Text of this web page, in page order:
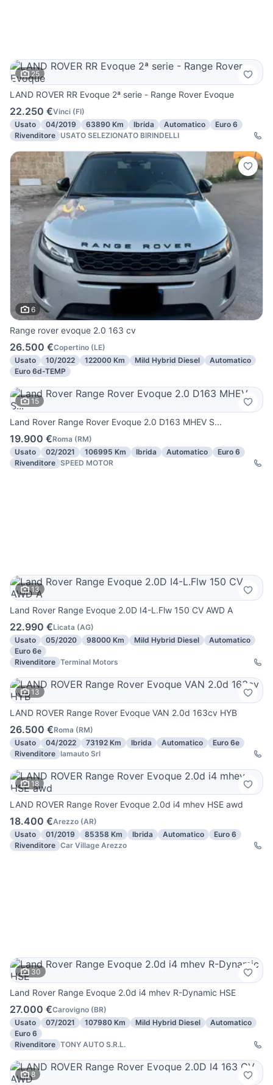
25
LAND ROVER RR Evoque 2ª serie - Range Rover Evoque
22.250 €Vinci (FI)
Usato
04/2019 63890 Km Ibrida Automatico
Euro 6
Rivenditore USATO SELEZIONATO BIRINDELLI
6
Range rover evoque 2.0 163 cv
26.500 €Copertino (LE)
Usato
10/2022 122000 Km Mild Hybrid Diesel
Automatico
Euro 6d-TEMP
15
Land Rover Range Rover Evoque 2.0 D163 MHEV S...
19.900 €Roma (RM)
Usato
02/2021 106995 Km Ibrida Automatico
Euro 6
Rivenditore SPEED MOTOR
13
Land Rover Range Evoque 2.0D I4-L.Flw 150 CV AWD A
22.990 €Licata (AG)
Usato
05/2020 98000 Km Mild Hybrid Diesel
Automatico
Euro 6e
Rivenditore Terminal Motors
13
LAND ROVER Range Rover Evoque VAN 2.0d 163cv HYB
26.500 €Roma (RM)
Usato
04/2022 73192 Km Ibrida Automatico
Euro 6e
Rivenditore Iamauto Srl
18
LAND ROVER Range Rover Evoque 2.0d i4 mhev HSE awd
18.400 €Arezzo (AR)
Usato
01/2019 85358 Km Ibrida Automatico
Euro 6
Rivenditore Car Village Arezzo
30
Land Rover Range Evoque 2.0d i4 mhev R-Dynamic HSE
27.000 €Carovigno (BR)
Usato
07/2021 107980 Km Mild Hybrid Diesel
Automatico
Euro 6
Rivenditore TONY AUTO S.R.L.
8